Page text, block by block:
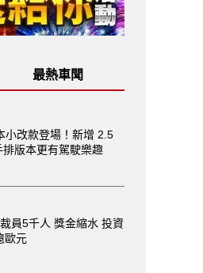
最熱車聞
小改款登場！新增 2.5
版本更有駕駛樂趣
裁員5千人 獎金縮水 投資
歐元